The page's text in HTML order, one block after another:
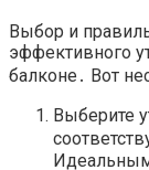
Выбор и
эффективного
балконе․ Вот
Выберите